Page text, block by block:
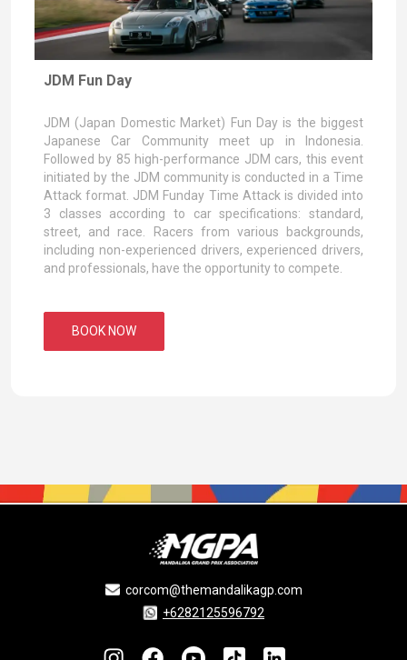
JDM Fun Day
JDM (Japan Domestic Market) Fun Day is the biggest
Japanese Car Community meet up in Indonesia.
Followed by 85 high-performance JDM cars, this event
initiated by the JDM community is conducted in a Time
Attack format. JDM Funday Time Attack is divided into
3 classes according to car specifications: standard,
street, and race. Racers from various backgrounds,
including non-experienced drivers, experienced drivers,
and professionals, have the opportunity to compete.
BOOK NOW
corcom@themandalikagp.com
+6282125596792